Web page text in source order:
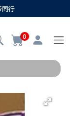
同行
0